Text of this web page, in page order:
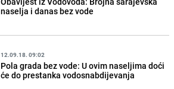
naselja i danas bez vode
12.09.18. 09:02
Pola grada bez vode: U ovim naseljima doći
će do prestanka vodosnabdijevanja